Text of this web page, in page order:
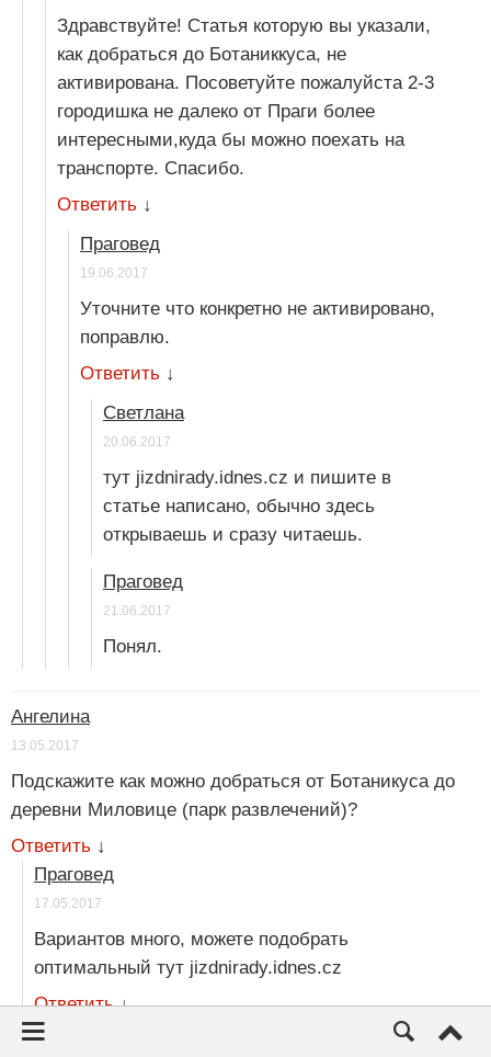
Здравствуйте! Статья которую вы указали,
как добраться до Ботаниккуса, не
активирована. Посоветуйте пожалуйста 2-3
городишка не далеко от Праги более
интересными,куда бы можно поехать на
транспорте. Спасибо.
Ответить ↓
Праговед
19.06.2017
Уточните что конкретно не активировано,
поправлю.
Ответить ↓
Светлана
20.06.2017
тут jizdnirady.idnes.cz и пишите в
статье написано, обычно здесь
открываешь и сразу читаешь.
Праговед
21.06.2017
Понял.
Ангелина
13.05.2017
Подскажите как можно добраться от Ботаникуса до
деревни Миловице (парк развлечений)?
Ответить ↓
Праговед
17.05.2017
Вариантов много, можете подобрать
оптимальный тут jizdnirady.idnes.cz
Ответить ↓